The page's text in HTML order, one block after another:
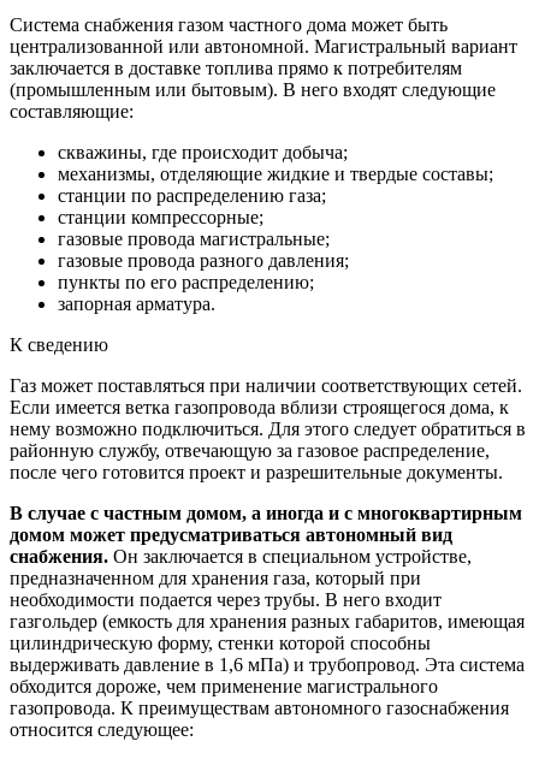
Система снабжения газом частного дома может быть
централизованной или автономной. Магистральный вариант
заключается в доставке топлива прямо к потребителям
(промышленным или бытовым). В него входят следующие
составляющие:
скважины, где происходит добыча;
механизмы, отделяющие жидкие и твердые составы;
станции по распределению газа;
станции компрессорные;
газовые провода магистральные;
газовые провода разного давления;
пункты по его распределению;
запорная арматура.
К сведению
Газ может поставляться при наличии соответствующих сетей.
Если имеется ветка газопровода вблизи строящегося дома, к
нему возможно подключиться. Для этого следует обратиться в
районную службу, отвечающую за газовое распределение,
после чего готовится проект и разрешительные документы.
В случае с частным домом, а иногда и с многоквартирным
домом может предусматриваться автономный вид
снабжения. Он заключается в специальном устройстве,
предназначенном для хранения газа, который при
необходимости подается через трубы. В него входит
газгольдер (емкость для хранения разных габаритов, имеющая
цилиндрическую форму, стенки которой способны
выдерживать давление в 1,6 мПа) и трубопровод. Эта система
обходится дороже, чем применение магистрального
газопровода. К преимуществам автономного газоснабжения
относится следующее: